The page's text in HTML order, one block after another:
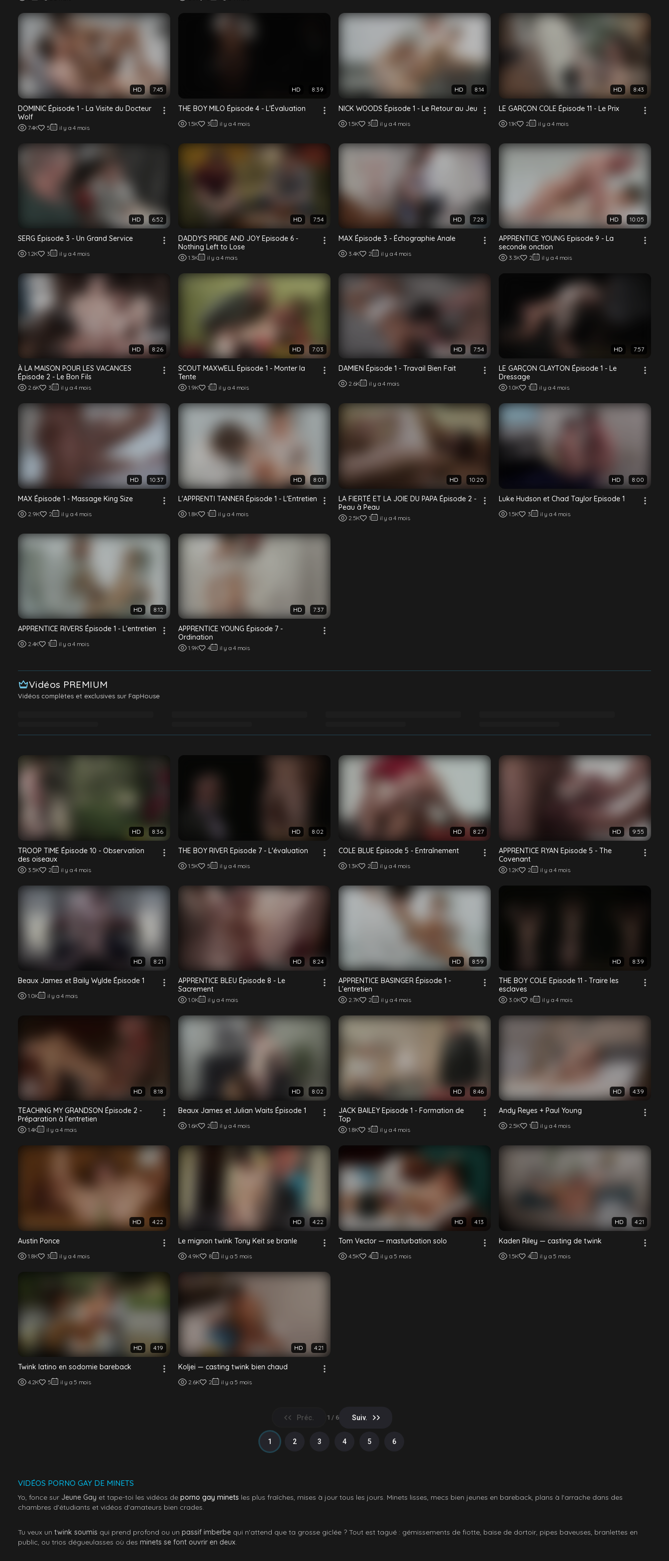
HD 7:45
DOMINIC Épisode 1 - La Visite du Docteur
Wolf
7.4K 5 il y a 4 mois
HD 8:39
THE BOY MILO Épisode 4 - L'Évaluation
1.5K 3 il y a 4 mois
HD 8:14
NICK WOODS Épisode 1 - Le Retour au Jeu
1.5K 3 il y a 4 mois
HD 8:43
LE GARÇON COLE Épisode 11 - Le Prix
1.1K 2 il y a 4 mois
HD 6:52
SERG Épisode 3 - Un Grand Service
1.2K 3 il y a 4 mois
HD 7:54
DADDY'S PRIDE AND JOY Episode 6 -
Nothing Left to Lose
1.3K il y a 4 mois
HD 7:28
MAX Épisode 3 - Échographie Anale
3.4K 2 il y a 4 mois
HD 10:05
APPRENTICE YOUNG Episode 9 - La
seconde onction
3.3K 2 il y a 4 mois
HD 8:26
À LA MAISON POUR LES VACANCES
Épisode 2 - Le Bon Fils
2.6K 3 il y a 4 mois
HD 7:03
SCOUT MAXWELL Épisode 1 - Monter la
Tente
1.9K 1 il y a 4 mois
HD 7:54
DAMIEN Épisode 1 - Travail Bien Fait
2.6K il y a 4 mois
HD 7:57
LE GARÇON CLAYTON Épisode 1 - Le
Dressage
1.0K 1 il y a 4 mois
HD 10:37
MAX Épisode 1 - Massage King Size
2.9K 2 il y a 4 mois
HD 8:01
L'APPRENTI TANNER Épisode 1 - L'Entretien
1.8K 1 il y a 4 mois
HD 10:20
LA FIERTÉ ET LA JOIE DU PAPA Épisode 2 -
Peau à Peau
2.5K 1 il y a 4 mois
HD 8:00
Luke Hudson et Chad Taylor Episode 1
1.5K 3 il y a 4 mois
HD 8:12
APPRENTICE RIVERS Épisode 1 - L'entretien
2.4K 1 il y a 4 mois
HD 7:37
APPRENTICE YOUNG Épisode 7 -
Ordination
1.9K 4 il y a 4 mois
Vidéos PREMIUM
Vidéos complètes et exclusives sur FapHouse
HD 8:36
TROOP TIME Épisode 10 - Observation
des oiseaux
3.5K 2 il y a 4 mois
HD 8:02
THE BOY RIVER Episode 7 - L'évaluation
1.5K 5 il y a 4 mois
HD 8:27
COLE BLUE Épisode 5 - Entraînement
1.3K 2 il y a 4 mois
HD 9:55
APPRENTICE RYAN Episode 5 - The
Covenant
1.2K 2 il y a 4 mois
HD 8:21
Beaux James et Baily Wylde Épisode 1
1.0K il y a 4 mois
HD 8:24
APPRENTICE BLEU Épisode 8 - Le
Sacrement
1.0K il y a 4 mois
HD 8:59
APPRENTICE BASINGER Épisode 1 -
L'entretien
2.7K 2 il y a 4 mois
HD 8:39
THE BOY COLE Episode 11 - Traire les
esclaves
3.0K 8 il y a 4 mois
HD 8:18
TEACHING MY GRANDSON Épisode 2 -
Préparation à l'entretien
1.4K il y a 4 mois
HD 8:02
Beaux James et Julian Waits Épisode 1
1.6K 2 il y a 4 mois
HD 8:46
JACK BAILEY Episode 1 - Formation de
Top
1.8K 3 il y a 4 mois
HD 4:39
Andy Reyes + Paul Young
2.5K 1 il y a 4 mois
HD 4:22
Austin Ponce
1.8K 3 il y a 4 mois
HD 4:22
Le mignon twink Tony Keit se branle
4.9K 8 il y a 5 mois
HD 4:13
Tom Vector — masturbation solo
4.5K 4 il y a 5 mois
HD 4:21
Kaden Riley — casting de twink
1.5K 4 il y a 5 mois
HD 4:19
Twink latino en sodomie bareback
4.2K 5 il y a 5 mois
HD 4:21
Koljei — casting twink bien chaud
2.6K 2 il y a 5 mois
Préc. 1 / 6 Suiv.
1 2 3 4 5 6
VIDÉOS PORNO GAY DE MINETS
Yo, fonce sur Jeune Gay et tape-toi les vidéos de porno gay minets les plus fraîches, mises à jour tous les jours. Minets lisses, mecs bien jeunes en bareback, plans à l'arrache dans des
chambres d'étudiants et vidéos d'amateurs bien crades.
Tu veux un twink soumis qui prend profond ou un passif imberbe qui n'attend que ta grosse giclée ? Tout est tagué : gémissements de fiotte, baise de dortoir, pipes baveuses, branlettes en
public, ou trios dégueulasses où des minets se font ouvrir en deux.